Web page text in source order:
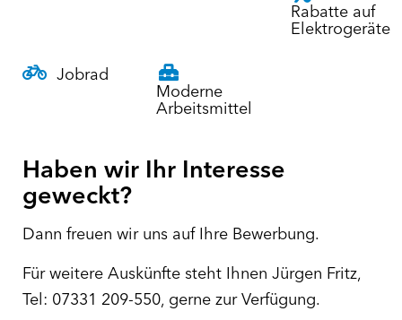
Rabatte auf
Elektrogeräte
Jobrad
Moderne
Arbeitsmittel
Haben wir Ihr Interesse
geweckt?
Dann freuen wir uns auf Ihre Bewerbung.
Für weitere Auskünfte steht Ihnen Jürgen Fritz,
Tel: 07331 209-550, gerne zur Verfügung.